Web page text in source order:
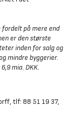
på mere end
er den største
inden for salg og
mindre byggerier.
mia. DKK.
tlf: 88 51 19 37,